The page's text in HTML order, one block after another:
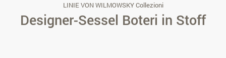
LINIE VON WILMOWSKY Collezioni
Designer-Sessel Boteri in Stoff